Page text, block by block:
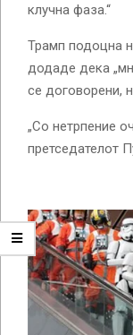
клучна фаза.“
Трамп подоцна
додаде дека
се договорени,
„Со нетрпение
претседателот